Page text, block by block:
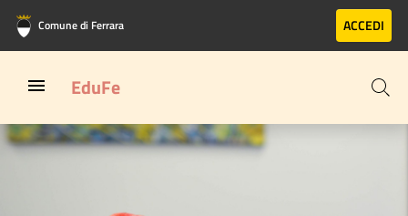
Vai al contenuto principale
Vai al footer
Comune di Ferrara ACCEDI
EduFe